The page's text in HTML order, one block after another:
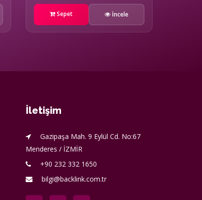
Sepet İncele
İletişim
Gazipaşa Mah. 9 Eylül Cd. No:67
Menderes / İZMİR
+90 232 332 1650
bilgi@backlink.com.tr